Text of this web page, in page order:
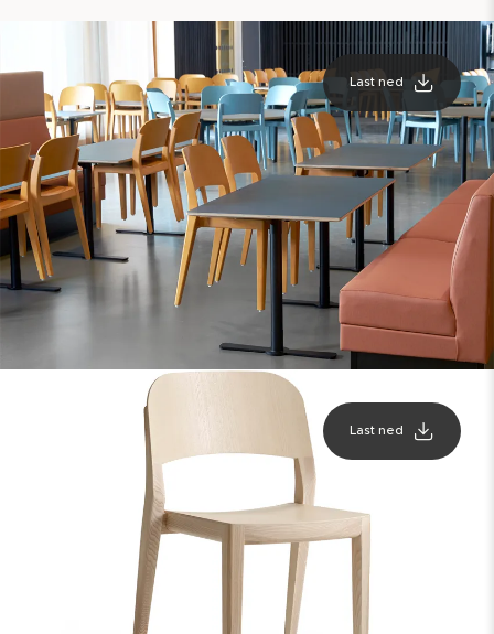
Last ned
Last ned